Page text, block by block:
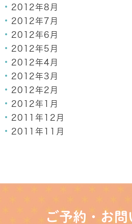
2012年8月
2012年7月
2012年6月
2012年5月
2012年4月
2012年3月
2012年2月
2012年1月
2011年12月
2011年11月
ご予約・お